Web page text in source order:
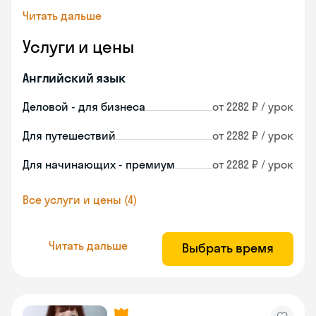
Читать дальше
Услуги и цены
Английский язык
Деловой - для бизнеса от 2282 ₽ / урок
Для путешествий от 2282 ₽ / урок
Для начинающих - премиум от 2282 ₽ / урок
Все услуги и цены (4)
Читать дальше Выбрать время